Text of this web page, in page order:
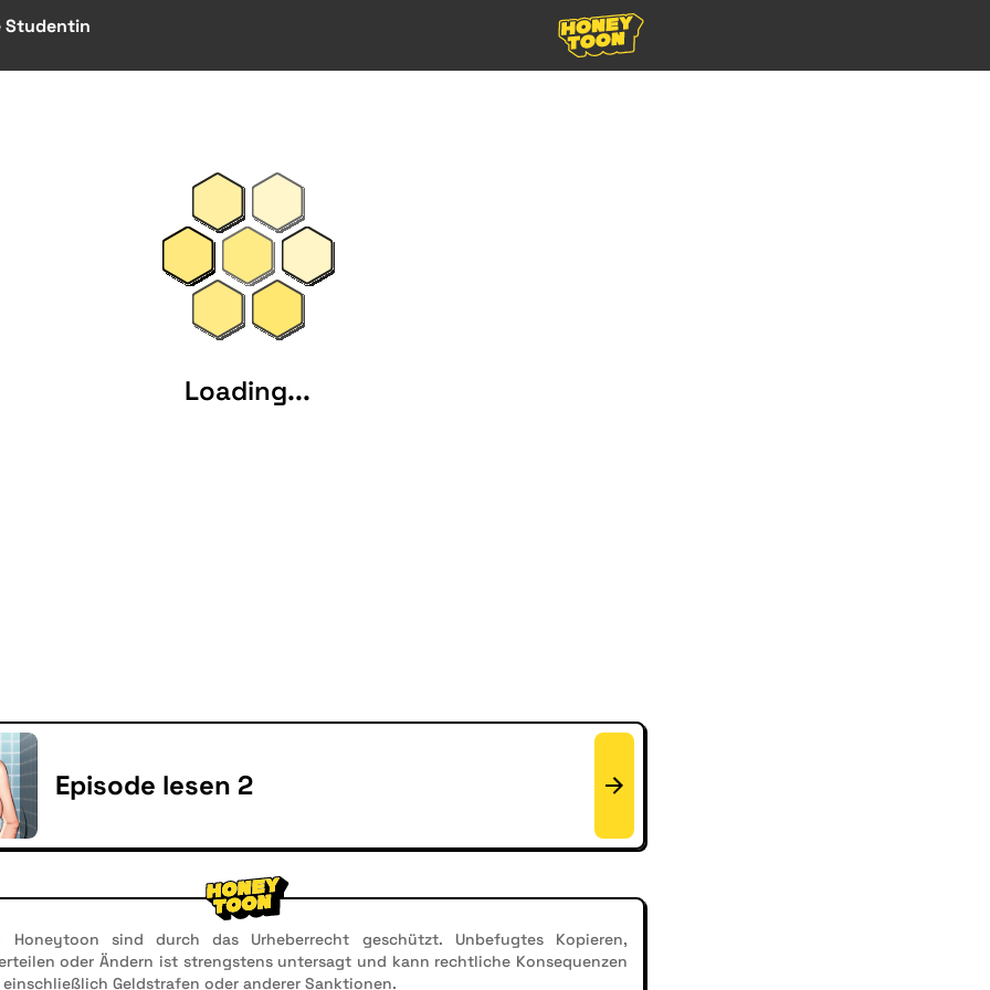
Studentin
Loading...
Episode lesen 2
sind durch das Urheberrecht geschützt. Unbefugtes Kopieren,
oder Ändern ist strengstens untersagt und kann rechtliche Konsequenzen
Geldstrafen oder anderer Sanktionen.